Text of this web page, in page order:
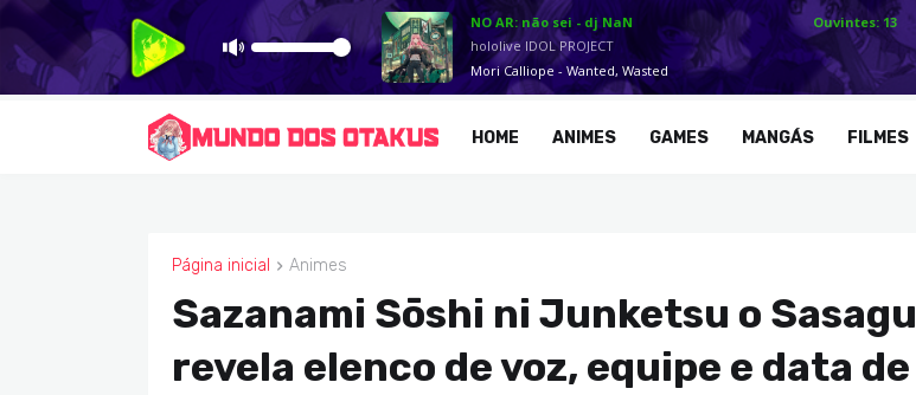
HOME ANIMES GAMES MANGÁS FILMES
Página inicial Animes
ANIMES
Sazanami Sōshi ni Junketsu o Sasagu
revela elenco de voz, equipe e data de